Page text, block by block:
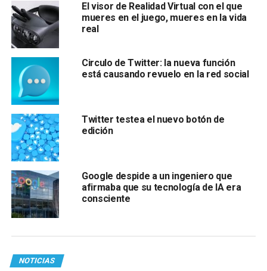
El visor de Realidad Virtual con el que
mueres en el juego, mueres en la vida
real
Circulo de Twitter: la nueva función
está causando revuelo en la red social
Twitter testea el nuevo botón de
edición
Google despide a un ingeniero que
afirmaba que su tecnología de IA era
consciente
NOTICIAS